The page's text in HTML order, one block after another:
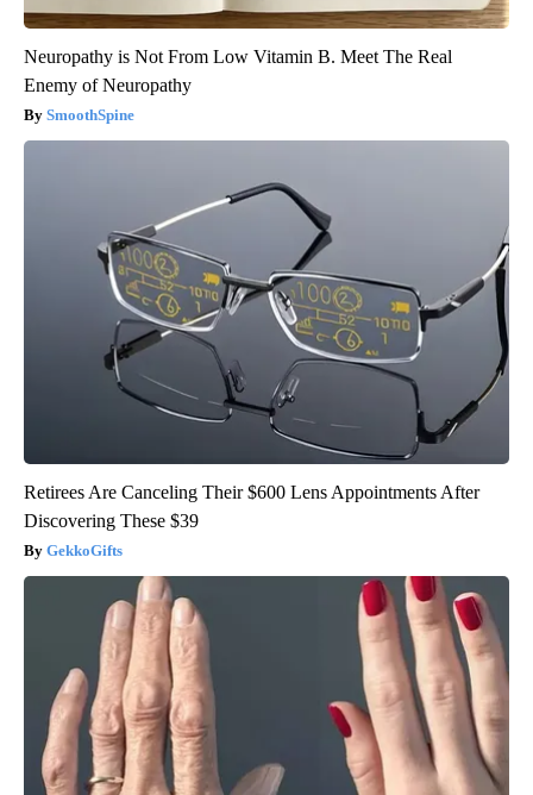
Neuropathy is Not From Low Vitamin B. Meet The Real
Enemy of Neuropathy
SmoothSpine
Retirees Are Canceling Their $600 Lens Appointments After
Discovering These $39
GekkoGifts